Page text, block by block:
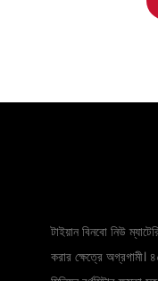
টাইয়ান বিনবো নিউ
করার ক্ষেত্রে অগ্রগামী।